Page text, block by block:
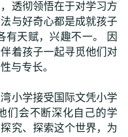
透彻领悟在于对学习方
与好奇心都是成就孩子
有天赋，兴趣不一。 因
着孩子一起寻觅他们对
与专长。
小学接受国际文凭小学
们会不断深化自己的学
究、探索这个世界，为